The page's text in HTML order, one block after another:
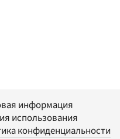
информация
использования
конфиденциальности